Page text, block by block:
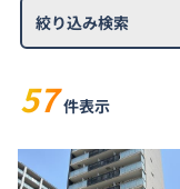
絞り込み検索
57 件表示